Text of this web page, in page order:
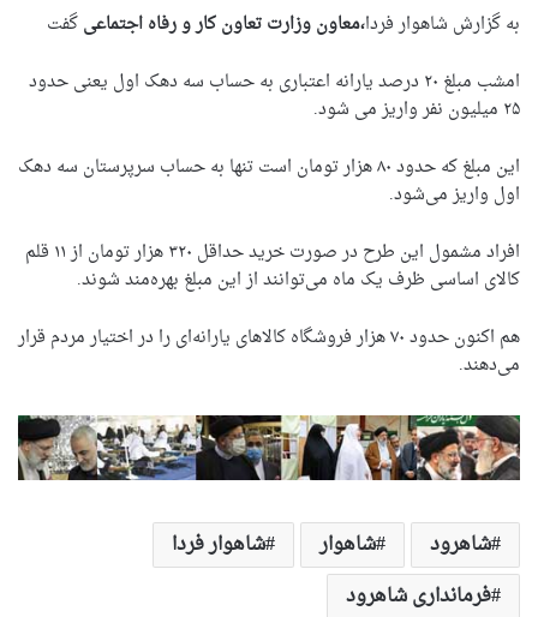
به گزارش شاهوار فردا،معاون وزارت تعاون کار و رفاه اجتماعیگفت
امشب مبلغ ۲۰ درصد یارانه اعتباری به حساب سه دهک اول یعنی حدود
۲۵ میلیون نفر واریز می شود.
این مبلغ که حدود ۸۰ هزار تومان است تنها به حساب سرپرستان سه دهک
اول واریز می‌شود.
افراد مشمول این طرح در صورت خرید حداقل ۳۲۰ هزار تومان از ۱۱ قلم
کالای اساسی ظرف یک ماه می‌توانند از این مبلغ بهره‌مند شوند.
هم اکنون حدود ۷۰ هزار فروشگاه کالا‌های یارانه‌ای را در اختیار مردم قرار
می‌دهند.
شاهرود شاهوار
شاهوار فردا
فرمانداری شاهرود